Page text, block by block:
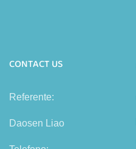
CONTACT US
Referente:
Daosen Liao